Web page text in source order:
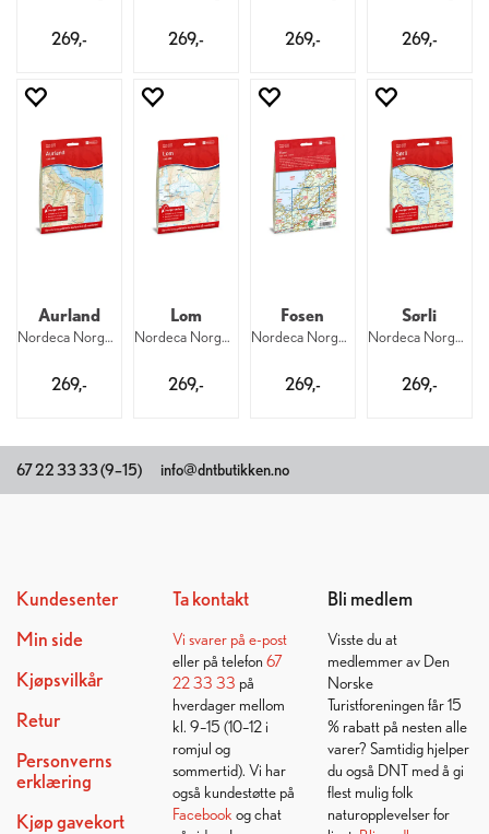
269,- 269,- 269,- 269,-
Aurland
Nordeca Norge 1:50 000 10047
269,-
Lom
Nordeca Norge 1:50 000 10064
269,-
Fosen
Nordeca Norge 1:50 000 10094
269,-
Sørli
Nordeca Norge 1:50 000 10100
269,-
67 22 33 33 (9–15) info@dntbutikken.no
Kundesenter
Min side
Kjøpsvilkår
Retur
Personverns
erklæring
Kjøp gavekort
Ta kontakt
Vi svarer på e-post
eller på telefon 67
22 33 33 på
hverdager mellom
kl. 9–15 (10–12 i
romjul og
sommertid). Vi har
også kundestøtte på
Facebook og chat
Bli medlem
Visste du at
medlemmer av Den
Norske
Turistforeningen får 15
% rabatt på nesten alle
varer? Samtidig hjelper
du også DNT med å gi
flest mulig folk
naturopplevelser for